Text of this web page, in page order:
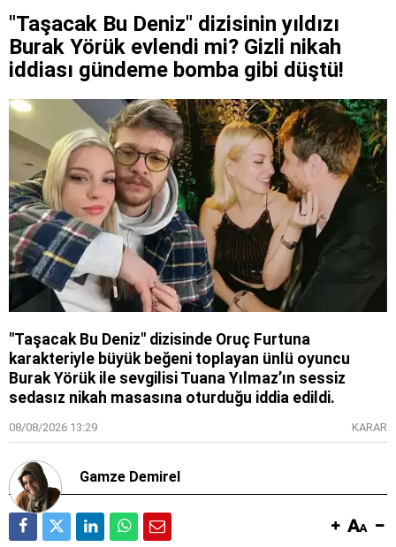
"Taşacak Bu Deniz" dizisinin yıldızı
Burak Yörük evlendi mi? Gizli nikah
iddiası gündeme bomba gibi düştü!
"Taşacak Bu Deniz" dizisinde Oruç Furtuna
karakteriyle büyük beğeni toplayan ünlü oyuncu
Burak Yörük ile sevgilisi Tuana Yılmaz’ın sessiz
sedasız nikah masasına oturduğu iddia edildi.
08/08/2026 13:29 KARAR
Gamze Demirel